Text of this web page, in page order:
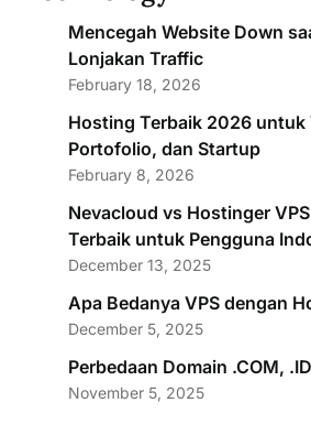
Mencegah Website Down
Lonjakan Traffic
February 18, 2026
Hosting Terbaik 2026 untuk
Portofolio, dan Startup
February 8, 2026
Nevacloud vs Hostinger
Terbaik untuk Pengguna
December 13, 2025
Apa Bedanya VPS dengan
December 5, 2025
Perbedaan Domain .COM,
November 5, 2025